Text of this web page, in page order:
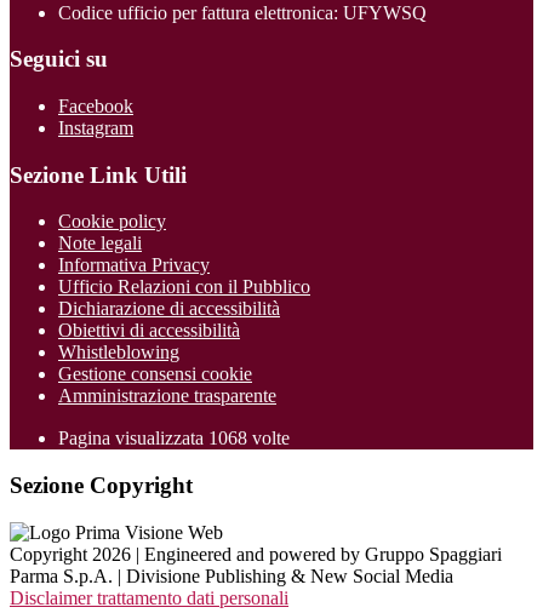
Codice ufficio per fattura elettronica: UFYWSQ
Seguici su
Facebook
Instagram
Sezione Link Utili
Cookie policy
Note legali
Informativa Privacy
Ufficio Relazioni con il Pubblico
Dichiarazione di accessibilità
Obiettivi di accessibilità
Whistleblowing
Gestione consensi cookie
Amministrazione trasparente
Pagina visualizzata 1068 volte
Sezione Copyright
Copyright 2026 | Engineered and powered by Gruppo Spaggiari
Parma S.p.A. | Divisione Publishing & New Social Media
Disclaimer trattamento dati personali